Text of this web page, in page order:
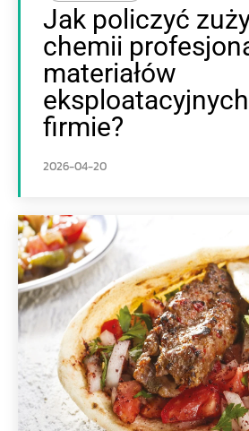
Jak policzyć
chemii
materiałów
firmie?
2026-04-20